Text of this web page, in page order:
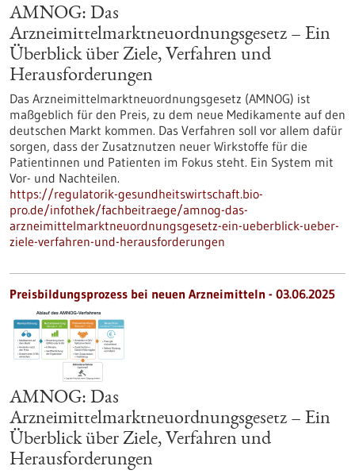
AMNOG: Das
Arzneimittelmarktneuordnungsgesetz – Ein
Überblick über Ziele, Verfahren und
Herausforderungen
Das Arzneimittelmarktneuordnungsgesetz (AMNOG) ist
maßgeblich für den Preis, zu dem neue Medikamente auf den
deutschen Markt kommen. Das Verfahren soll vor allem dafür
sorgen, dass der Zusatznutzen neuer Wirkstoffe für die
Patientinnen und Patienten im Fokus steht. Ein System mit
Vor- und Nachteilen.
https://regulatorik-gesundheitswirtschaft.bio-
pro.de/infothek/fachbeitraege/amnog-das-
arzneimittelmarktneuordnungsgesetz-ein-ueberblick-ueber-
ziele-verfahren-und-herausforderungen
Preisbildungsprozess bei neuen Arzneimitteln - 03.06.2025
AMNOG: Das
Arzneimittelmarktneuordnungsgesetz – Ein
Überblick über Ziele, Verfahren und
Herausforderungen